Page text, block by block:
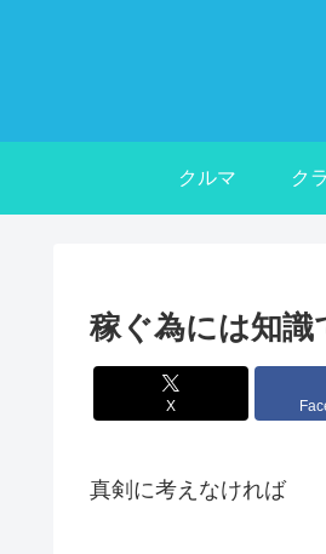
クルマ ク
稼ぐ為には知
X
真剣に考えなければ